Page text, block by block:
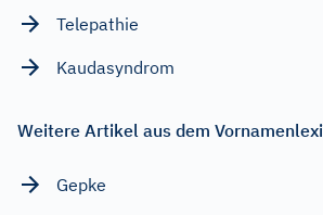
Telepathie
Kaudasyndrom
Weitere Artikel aus dem
Gepke